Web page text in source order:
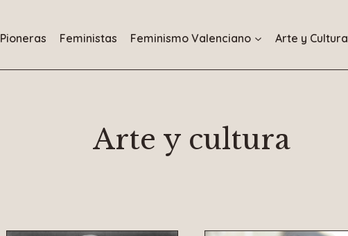
Pioneras Feministas Feminismo Valenciano Arte y Cultura
Arte y cultura